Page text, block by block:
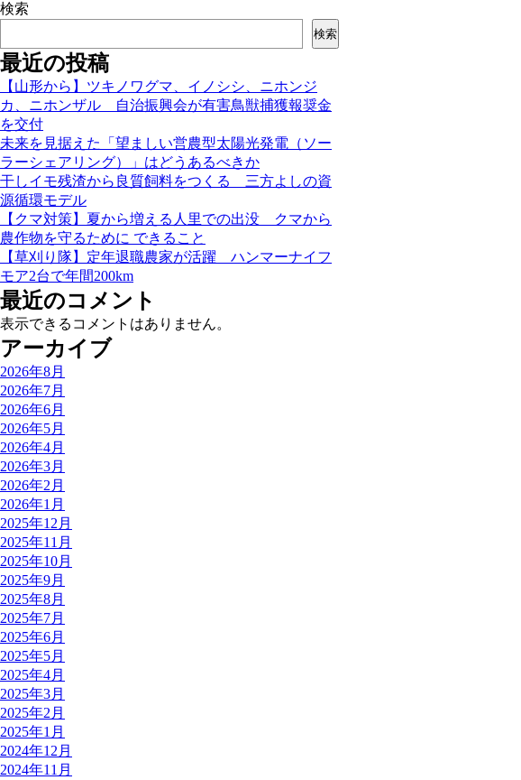
検索
検索
最近の投稿
【山形から】ツキノワグマ、イノシシ、ニホンジ
カ、ニホンザル 自治振興会が有害鳥獣捕獲報奨金
を交付
未来を見据えた「望ましい営農型太陽光発電（ソー
ラーシェアリング）」はどうあるべきか
干しイモ残渣から良質飼料をつくる 三方よしの資
源循環モデル
【クマ対策】夏から増える人里での出没 クマから
農作物を守るために できること
【草刈り隊】定年退職農家が活躍 ハンマーナイフ
モア2台で年間200km
最近のコメント
表示できるコメントはありません。
アーカイブ
2026年8月
2026年7月
2026年6月
2026年5月
2026年4月
2026年3月
2026年2月
2026年1月
2025年12月
2025年11月
2025年10月
2025年9月
2025年8月
2025年7月
2025年6月
2025年5月
2025年4月
2025年3月
2025年2月
2025年1月
2024年12月
2024年11月